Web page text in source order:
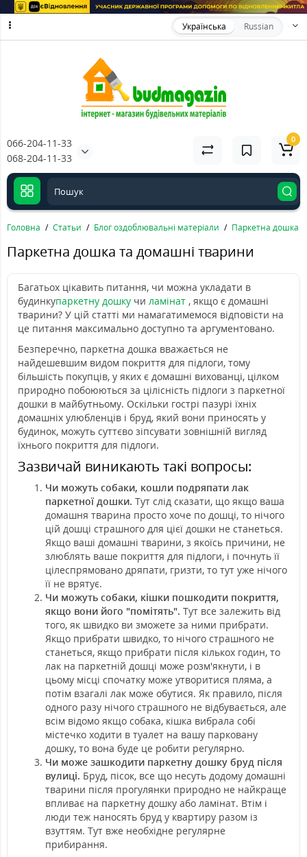
Українська Russian
066-204-11-33
068-204-11-33
0
Головна Статьи Блог оздоблювальні матеріали Паркетна дошка
Паркетна дошка та домашні тварини
Багатьох цікавить питання, чи можна укладати в
будинкупаркетну дошку чи ламінат , якщо є домашні
тварини? У цій статті ми намагатимемося відповісти на
це питання максимально доступно та аргументовано.
Безперечно, паркетна дошка вважається не
найдешевшим видом покриття для підлоги, тому
більшість покупців, у яких є домашні вихованці, цілком
природно побоюються за цілісність підлоги з паркетної
дошки в майбутньому. Оскільки гострі пазурі їхніх
домашніх улюбленців і бруд, який вони приносять у
будинок, можуть суттєво зіпсувати зовнішній вигляд
їхнього покриття для підлоги.
Зазвичай виникають такі вопросы:
Чи можуть собаки, кошли подряпати лак
паркетної дошки. Тут слід сказати, що якщо ваша
домашня тварина просто хоче по дошці, то нічого
цій дошці страшного для цієї дошки не станеться.
Якщо ваші домашні тварини, з якоїсь причини, не
злюблять ваше покриття для підлоги, і почнуть її
цілеспрямовано дряпати, гризти, то тут уже нічого
її не врятує.
Чи можуть собаки, кішки пошкодити покриття,
якщо вони його "помітять". Тут все залежить від
того, як швидко ви зможете за ними прибрати.
Якщо прибрати швидко, то нічого страшного не
станеться, якщо прибрати після кількох годин, то
лак на паркетній дошці може розм'якнути, і в
цьому місці спочатку може утворитися пляма, а
потім взагалі лак може обутися. Як правило, після
одного разу нічого страшного не відбувається, але
всім відомо якщо собака, кішка вибрала собі
містечко ходити в туалет на вашу парковану
дошку, то вона буде це робити регулярно.
Чи може зашкодити паркетну дошку бруд після
вулиці. Бруд, пісок, все що несуть додому домашні
тварини після прогулянки природно не найкраще
впливає на паркетну дошку або ламінат. Втім і
люди теж наносять бруд у квартиру разом із
взуттям. Тут вже необхідне регулярне
прибирання.